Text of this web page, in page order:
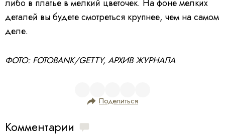
либо в платье в мелкий цветочек. На фоне мелких
деталей вы будете смотреться крупнее, чем на самом
деле.
ФОТО: FOTOBANK/GETTY, АРХИВ ЖУРНАЛА
Поделиться
Комментарии